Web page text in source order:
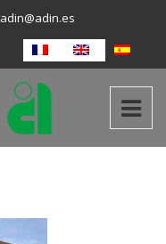
adin@adin.es